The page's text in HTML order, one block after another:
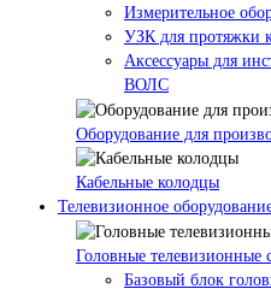
Измерительное
УЗК для протяжки
Аксессуары для
ВОЛС
Оборудование для
Кабельные колодцы
Телевизионное
Головные телевизионные
Базовый блок